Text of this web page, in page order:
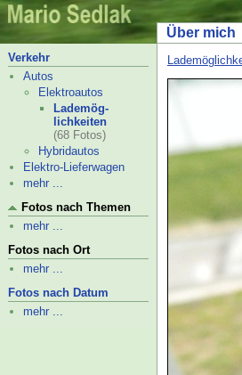
Über mich
Verkehr
Autos
Elektroautos
Lademög-
lichkeiten
(68 Fotos)
Hybridautos
Elektro-Lieferwagen
mehr ...
Fotos nach Themen
mehr ...
Fotos nach Ort
mehr ...
Fotos nach Datum
mehr ...